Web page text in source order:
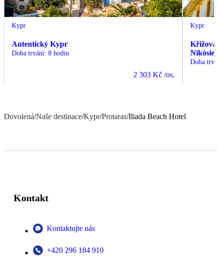
Kypr
Autentický Kypr
Doba trvání: 8 hodin
2 303 Kč /os.
Kypr
Nikósie
Doba
Dovolená/Naše destinace/Kypr/Protaras/Iliada Beach Hotel
Kontakt
Kontaktujte nás
+420 296 184 910